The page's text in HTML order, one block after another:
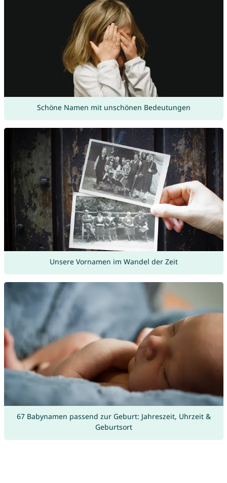
Schöne Namen mit unschönen Bedeutungen
Unsere Vornamen im Wandel der Zeit
67 Babynamen passend zur Geburt: Jahreszeit, Uhrzeit &
Geburtsort